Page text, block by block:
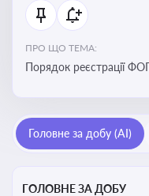
ПРО ЩО ТЕМА:
Порядок реєстрації ФОП та
підприємництва
Головне за добу (AI)
ГОЛОВНЕ ЗА ДОБУ